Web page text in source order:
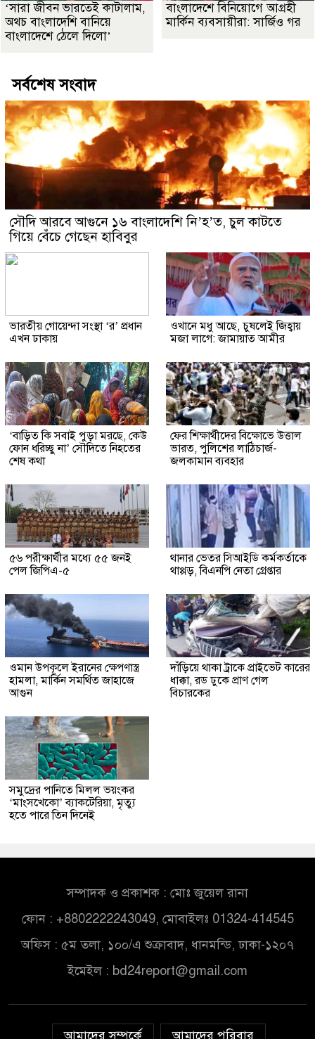
‘সারা জীবন ভারতেই কাটালাম,
অথচ বাংলাদেশি বানিয়ে
বাংলাদেশে ঠেলে দিলো’
বাংলাদেশে বিনিয়োগে আগ্রহী
মার্কিন ব্যবসায়ীরা: সার্জিও গর
সর্বশেষ সংবাদ
সৌদি আরবে আগুনে ১৬ বাংলাদেশি নি’হ’ত, চুল কাটতে
গিয়ে বেঁচে গেছেন হাবিবুর
ভারতীয় গোয়েন্দা সংস্থা ‘র’ প্রধান
এখন ঢাকায়
ওখানে মধু আছে, চুষলেই জিহ্বায়
মজা লাগে: জামায়াত আমীর
‘বাড়িত কি সবাই পুড়া মরছে, কেউ
ফোন ধরিচ্ছু না’ সৌদিতে নিহতের
শেষ কথা
ফের শিক্ষার্থীদের বিক্ষোভে উত্তাল
ভারত, পুলিশের লাঠিচার্জ-
জলকামান ব্যবহার
৫৬ পরীক্ষার্থীর মধ্যে ৫৫ জনই
পেল জিপিএ-৫
থানার ভেতর সিআইডি কর্মকর্তাকে
থাপ্পড়, বিএনপি নেতা গ্রেপ্তার
ওমান উপকূলে ইরানের ক্ষেপণাস্ত্র
হামলা, মার্কিন সমর্থিত জাহাজে
আগুন
দাঁড়িয়ে থাকা ট্রাকে প্রাইভেট কারের
ধাক্কা, রড ঢুকে প্রাণ গেল
বিচারকের
সমুদ্রের পানিতে মিলল ভয়ংকর
‘মাংসখেকো’ ব্যাকটেরিয়া, মৃত্যু
হতে পারে তিন দিনেই
সম্পাদক ও প্রকাশক : মোঃ জুয়েল রানা
ফোন : +8802222243049, মোবাইলঃ 01324-414545
অফিস : ৫ম তলা, ১০০/এ শুক্রাবাদ, ধানমন্ডি, ঢাকা-১২০৭
ইমেইল : bd24report@gmail.com
আমাদের সম্পর্কে আমাদের পরিবার